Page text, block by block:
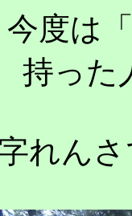
度は
持った
字れん